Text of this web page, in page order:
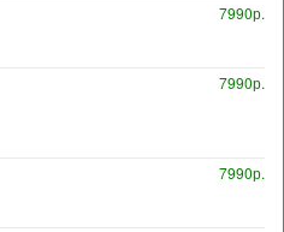
7990р.
7990р.
7990р.